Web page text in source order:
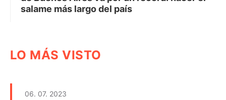
salame más largo del país
LO MÁS VISTO
06. 07. 2023